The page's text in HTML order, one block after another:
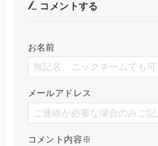
コメントする
お名前
メールアドレス
コメント内容※